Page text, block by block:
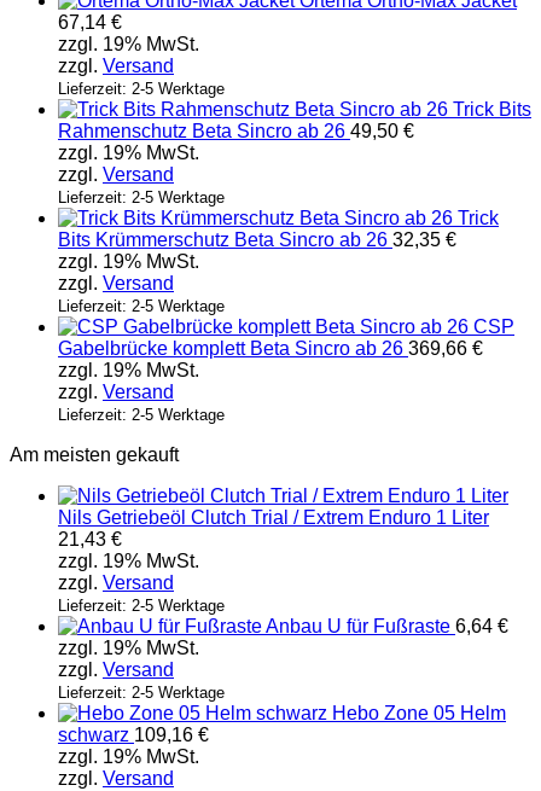
67,14 €
zzgl. 19% MwSt.
zzgl. Versand
Lieferzeit: 2-5 Werktage
Trick Bits
Rahmenschutz Beta Sincro ab 26 49,50 €
zzgl. 19% MwSt.
zzgl. Versand
Lieferzeit: 2-5 Werktage
Trick
Bits Krümmerschutz Beta Sincro ab 26 32,35 €
zzgl. 19% MwSt.
zzgl. Versand
Lieferzeit: 2-5 Werktage
CSP
Gabelbrücke komplett Beta Sincro ab 26 369,66 €
zzgl. 19% MwSt.
zzgl. Versand
Lieferzeit: 2-5 Werktage
Am meisten gekauft
Nils Getriebeöl Clutch Trial / Extrem Enduro 1 Liter
21,43 €
zzgl. 19% MwSt.
zzgl. Versand
Lieferzeit: 2-5 Werktage
Anbau U für Fußraste 6,64 €
zzgl. 19% MwSt.
zzgl. Versand
Lieferzeit: 2-5 Werktage
Hebo Zone 05 Helm
schwarz 109,16 €
zzgl. 19% MwSt.
zzgl. Versand